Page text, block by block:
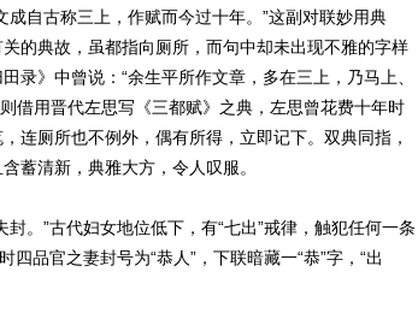
自古称三上，作赋而今过十年。”这副对联妙用典
的典故，虽都指向厕所，而句中却未出现不雅的字样
录》中曾说：“余生平所作文章，多在三上，乃马上、
借用晋代左思写《三都赋》之典，左思曾花费十年时
连厕所也不例外，偶有所得，立即记下。双典同指，
含蓄清新，典雅大方，令人叹服。
”古代妇女地位低下，有“七出”戒律，触犯任何一条
品官之妻封号为“恭人”，下联暗藏一“恭”字，“出